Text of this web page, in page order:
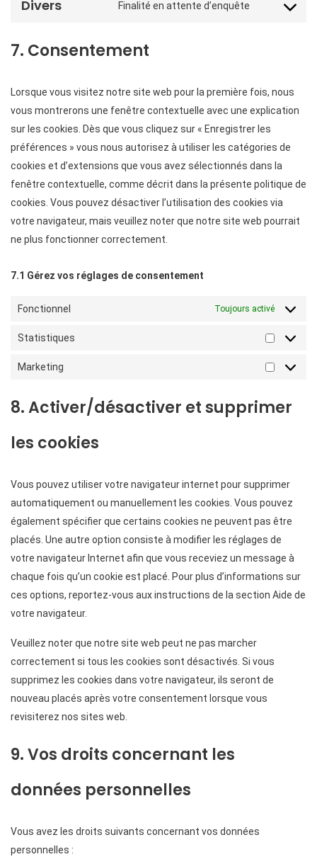
Divers Finalité en attente d’enquête
7. Consentement
Lorsque vous visitez notre site web pour la première fois, nous
vous montrerons une fenêtre contextuelle avec une explication
sur les cookies. Dès que vous cliquez sur « Enregistrer les
préférences » vous nous autorisez à utiliser les catégories de
cookies et d’extensions que vous avez sélectionnés dans la
fenêtre contextuelle, comme décrit dans la présente politique de
cookies. Vous pouvez désactiver l’utilisation des cookies via
votre navigateur, mais veuillez noter que notre site web pourrait
ne plus fonctionner correctement.
7.1 Gérez vos réglages de consentement
Fonctionnel Toujours activé
Statistiques
Marketing
8. Activer/désactiver et supprimer
les cookies
Vous pouvez utiliser votre navigateur internet pour supprimer
automatiquement ou manuellement les cookies. Vous pouvez
également spécifier que certains cookies ne peuvent pas être
placés. Une autre option consiste à modifier les réglages de
votre navigateur Internet afin que vous receviez un message à
chaque fois qu’un cookie est placé. Pour plus d’informations sur
ces options, reportez-vous aux instructions de la section Aide de
votre navigateur.
Veuillez noter que notre site web peut ne pas marcher
correctement si tous les cookies sont désactivés. Si vous
supprimez les cookies dans votre navigateur, ils seront de
nouveau placés après votre consentement lorsque vous
revisiterez nos sites web.
9. Vos droits concernant les
données personnelles
Vous avez les droits suivants concernant vos données
personnelles :